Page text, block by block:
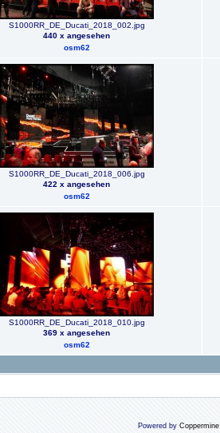
S1000RR_DE_Ducati_2018_002.jpg
440 x angesehen
osm62
S1000RR_DE_Ducati_2018_006.jpg
422 x angesehen
osm62
S1000RR_DE_Ducati_2018_010.jpg
369 x angesehen
osm62
Powered by